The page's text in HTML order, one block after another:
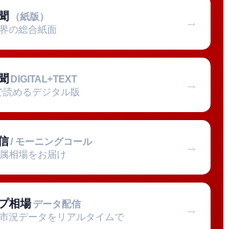
（紙版）
の総合紙面
→
DIGITAL+TEXT
読めるデジタル版
→
/ モーニングコール
相場をお届け
→
相場 データ配信
況データをリアルタイムで
→